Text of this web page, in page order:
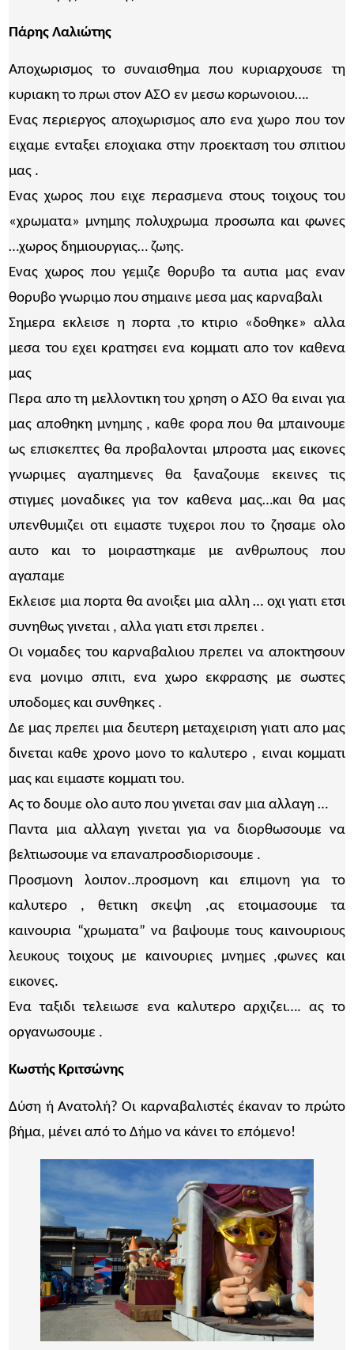
Πάρης Λαλιώτης
Αποχωρισμος το συναισθημα που κυριαρχουσε τη
κυριακη το πρωι στον ΑΣΟ εν μεσω κορωνοιου….
Ενας περιεργος αποχωρισμος απο ενα χωρο που τον
ειχαμε ενταξει εποχιακα στην προεκταση του σπιτιου
μας .
Ενας χωρος που ειχε περασμενα στους τοιχους του
«χρωματα» μνημης πολυχρωμα προσωπα και φωνες
…χωρος δημιουργιας… ζωης.
Ενας χωρος που γεμιζε θορυβο τα αυτια μας εναν
θορυβο γνωριμο που σημαινε μεσα μας καρναβαλι
Σημερα εκλεισε η πορτα ,το κτιριο «δοθηκε» αλλα
μεσα του εχει κρατησει ενα κομματι απο τον καθενα
μας
Περα απο τη μελλοντικη του χρηση ο ΑΣΟ θα ειναι για
μας αποθηκη μνημης , καθε φορα που θα μπαινουμε
ως επισκεπτες θα προβαλονται μπροστα μας εικονες
γνωριμες αγαπημενες θα ξαναζουμε εκεινες τις
στιγμες μοναδικες για τον καθενα μας…και θα μας
υπενθυμιζει οτι ειμαστε τυχεροι που το ζησαμε ολο
αυτο και το μοιραστηκαμε με ανθρωπους που
αγαπαμε
Εκλεισε μια πορτα θα ανοιξει μια αλλη … οχι γιατι ετσι
συνηθως γινεται , αλλα γιατι ετσι πρεπει .
Οι νομαδες του καρναβαλιου πρεπει να αποκτησουν
ενα μονιμο σπιτι, ενα χωρο εκφρασης με σωστες
υποδομες και συνθηκες .
Δε μας πρεπει μια δευτερη μεταχειριση γιατι απο μας
δινεται καθε χρονο μονο το καλυτερο , ειναι κομματι
μας και ειμαστε κομματι του.
Ας το δουμε ολο αυτο που γινεται σαν μια αλλαγη …
Παντα μια αλλαγη γινεται για να διορθωσουμε να
βελτιωσουμε να επαναπροσδιορισουμε .
Προσμονη λοιπον..προσμονη και επιμονη για το
καλυτερο , θετικη σκεψη ,ας ετοιμασουμε τα
καινουρια “χρωματα” να βαψουμε τους καινουριους
λευκους τοιχους με καινουριες μνημες ,φωνες και
εικονες.
Ενα ταξιδι τελειωσε ενα καλυτερο αρχιζει…. ας το
οργανωσουμε .
Κωστής Κριτσώνης
Δύση ή Ανατολή? Οι καρναβαλιστές έκαναν το πρώτο
βήμα, μένει από το Δήμο να κάνει το επόμενο!